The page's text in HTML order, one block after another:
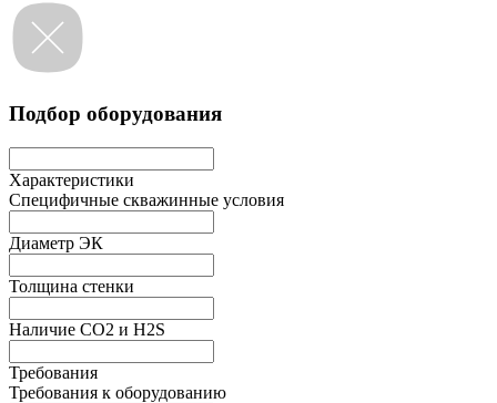
Подбор оборудования
Характеристики
Специфичные скважинные условия
Диаметр ЭК
Толщина стенки
Наличие СО2 и H2S
Требования
Требования к оборудованию